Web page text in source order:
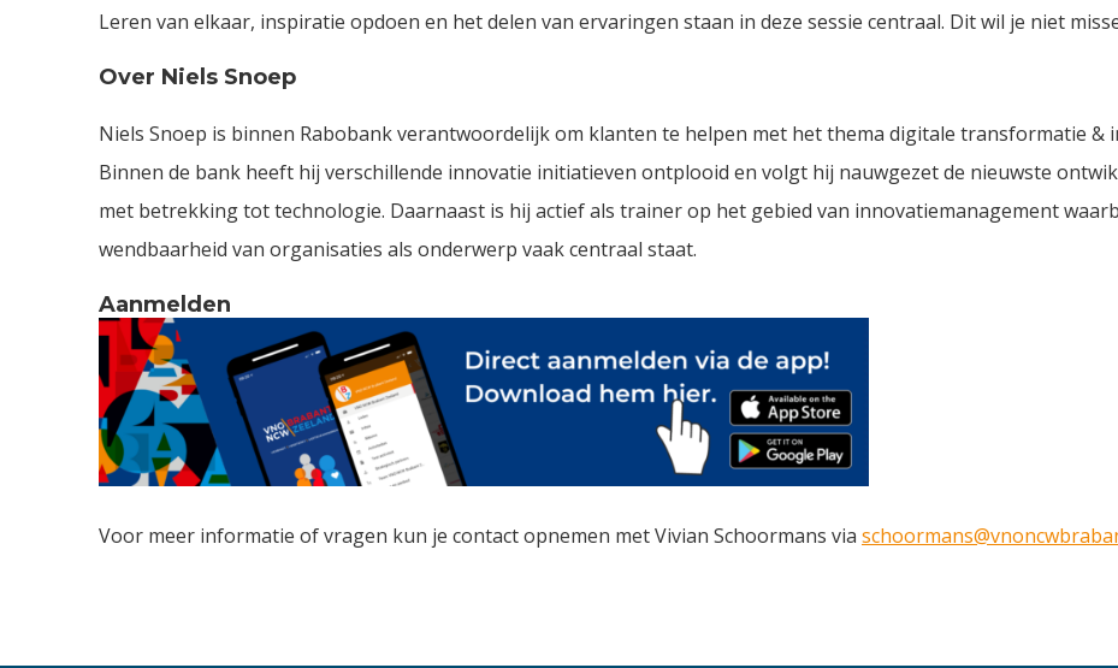
Leren van elkaar, inspiratie opdoen en het delen van ervaringen staan in deze sessie centraal. Dit wil je niet
Over Niels Snoep
Niels Snoep is binnen Rabobank verantwoordelijk om klanten te helpen met het thema digitale transformatie &
Binnen de bank heeft hij verschillende innovatie initiatieven ontplooid en volgt hij nauwgezet de nieuwste
met betrekking tot technologie. Daarnaast is hij actief als trainer op het gebied van innovatiemanagement
wendbaarheid van organisaties als onderwerp vaak centraal staat.
Aanmelden
Voor meer informatie of vragen kun je contact opnemen met Vivian Schoormans via